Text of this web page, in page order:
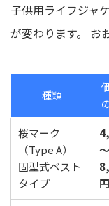
子供用ライフジャ
が変わります。 お
種類
桜マーク
（Type A）
固型式ベスト
タイプ
〜
円